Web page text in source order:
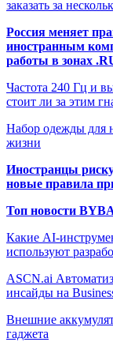
заказать за
Россия меняет
иностранным
работы в зонах
Частота 240 Гц и
стоит ли за этим
Набор одежды для
жизни
Иностранцы
новые правила
Топ новости
Какие AI-
используют
ASCN.ai
инсайды на
Внешние
гаджета